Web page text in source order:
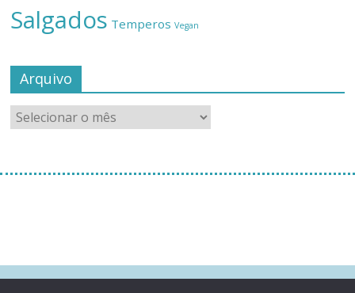
Salgados Temperos Vegan
Arquivo